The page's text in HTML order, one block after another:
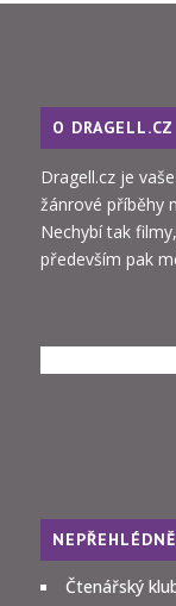
O DRAGELL.CZ
Dragell.cz je
žánrové příběhy
Nechybí tak
především pak
Čtenářský